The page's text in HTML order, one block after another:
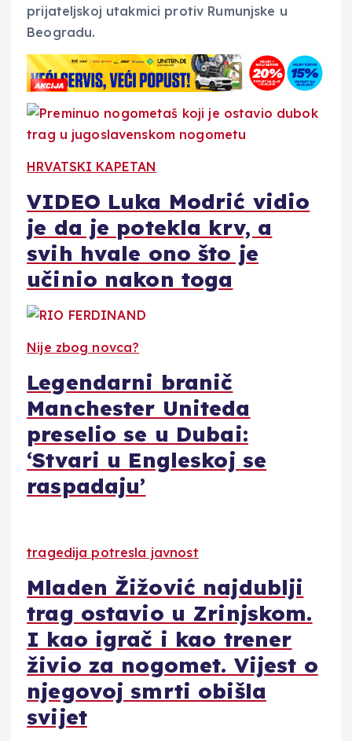
prijateljskoj utakmici protiv Rumunjske u
Beogradu.
HRVATSKI KAPETAN
VIDEO Luka Modrić vidio
je da je potekla krv, a
svih hvale ono što je
učinio nakon toga
Nije zbog novca?
Legendarni branič
Manchester Uniteda
preselio se u Dubai:
‘Stvari u Engleskoj se
raspadaju’
tragedija potresla javnost
Mladen Žižović najdublji
trag ostavio u Zrinjskom.
I kao igrač i kao trener
živio za nogomet. Vijest o
njegovoj smrti obišla
svijet